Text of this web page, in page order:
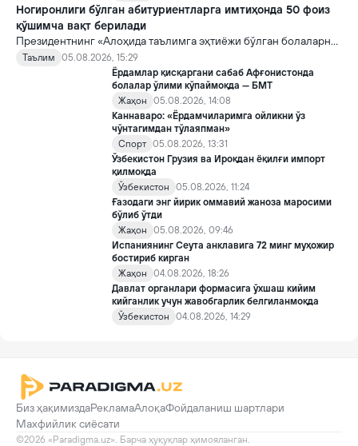
Ногиронлиги бўлган абитуриентларга имтиҳонда 50 фоиз
қўшимча вақт берилади
Президентнинг «Алоҳида таълимга эҳтиёжи бўлган болаларни
таълим ва ижтимоий хизматлар билан қамраб олиш тизимини
такомиллаштириш бўйича қўшимча чора-тадбирлар
тўғрисида»ги қарори билан инклюзив таълим соҳасида қатор
янги механизмлар жорий этилади.
Таълим
05.08.2026, 15:29
Ёрдамлар қисқаргани сабаб Афғонистонда
болалар ўлими кўпаймоқда — БМТ
Жаҳон
05.08.2026, 14:08
Каннаваро: «Ёрдамчиларимга ойликни ўз
чўнтагимдан тўлаяпман»
Спорт 05.08.2026, 13:31
Ўзбекистон Грузия ва Ироқдан ёқилғи импорт
қилмоқда
Ўзбекистон
05.08.2026, 11:24
Ғазодаги энг йирик оммавий жаноза маросими
бўлиб ўтди
Жаҳон
05.08.2026, 09:46
Испаниянинг Сеута анклавига 72 минг муҳожир
бостириб кирган
Жаҳон
04.08.2026, 18:26
Давлат органлари формасига ўхшаш кийим
кийганлик учун жавобгарлик белгиланмоқда
Ўзбекистон
04.08.2026, 14:29
Биз ҳақимиздаРекламаАлоқаФойдаланиш шартлари
Махфийлик сиёсати
©2026 «Paradigma.uz». Барча ҳуқуқлар ҳимояланган.